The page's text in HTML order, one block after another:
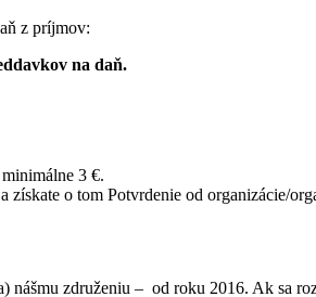
z príjmov:
na daň.
3 €.
o tom Potvrdenie od organizácie/
združeniu – od roku 2016. Ak sa